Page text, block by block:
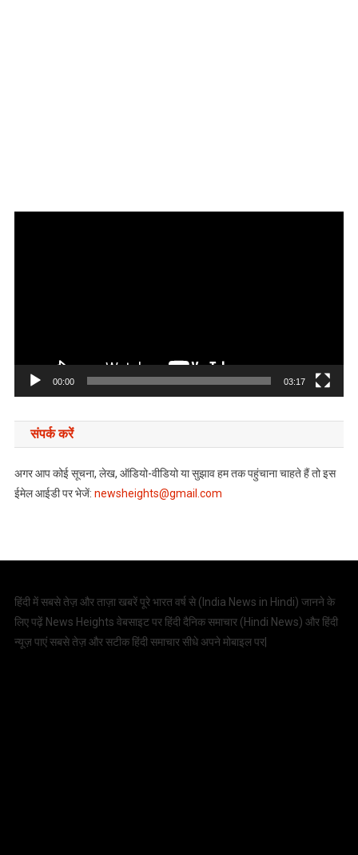
00:00 03:17
संपर्क करें
अगर आप कोई सूचना, लेख, ऑडियो-वीडियो या सुझाव हम तक पहुंचाना चाहते हैं तो इस
ईमेल आईडी पर भेजें: newsheights@gmail.com
हिंदी में सबसे तेज़ और ताज़ा खबरें पूरे भारत वर्ष से (India News in Hindi) जानने के
लिए पढ़ें News Heights वेबसाइट पर हिंदी दैनिक समाचार (Hindi News) और हिंदी
न्यूज़ पाएं सबसे तेज़ और सटीक हिंदी समाचार सीधे अपने मोबाइल पर|